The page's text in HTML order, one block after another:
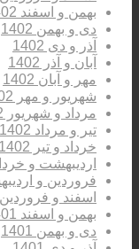
بهمن و اسفند 1402
دی و بهمن 1402
آذر و دی 1402
آبان و آذر 1402
مهر و آبان 1402
شهریور و مهر 1402
مرداد و شهریور 1402
تیر و مرداد 1402
خرداد و تیر 1402
اردیبهشت و خرداد
فروردین و
اسفند و فروردین 1401
بهمن و اسفند 1401
دی و بهمن 1401